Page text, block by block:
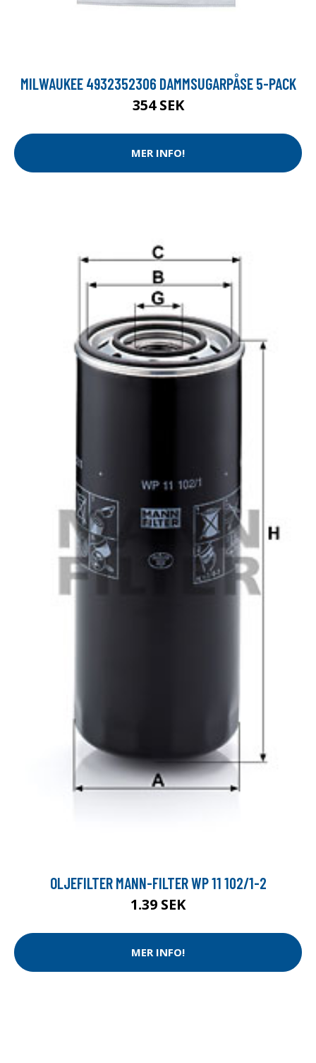
MILWAUKEE 4932352306 DAMMSUGARPÅSE 5-PACK
354 SEK
MER INFO!
OLJEFILTER MANN-FILTER WP 11 102/1-2
1.39 SEK
MER INFO!